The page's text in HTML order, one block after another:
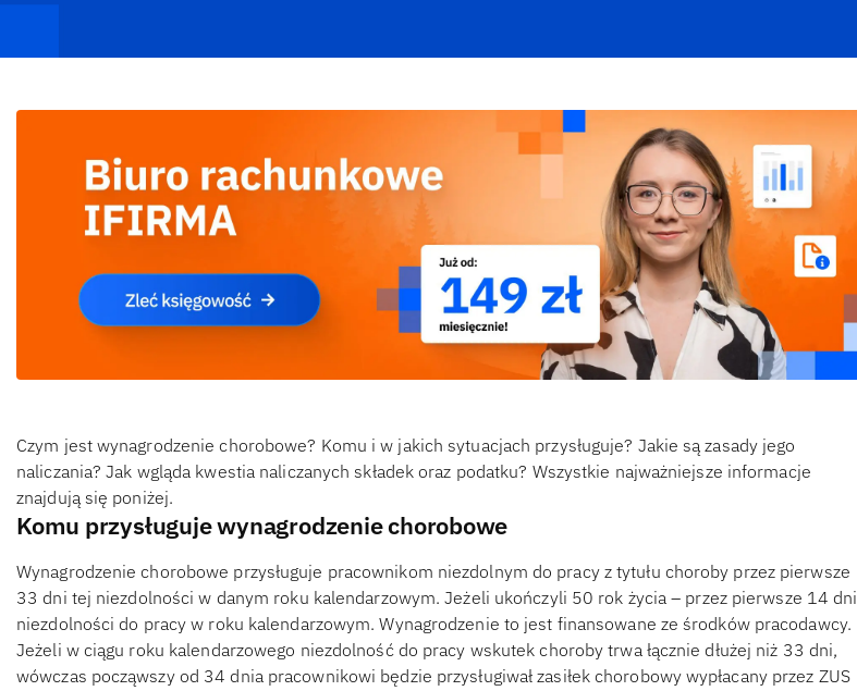
Czym jest wynagrodzenie chorobowe? Komu i w jakich sytuacjach przysługuje? Jakie są zasady jego
naliczania? Jak wgląda kwestia naliczanych składek oraz podatku? Wszystkie najważniejsze informacje
znajdują się poniżej.
Komu przysługuje wynagrodzenie chorobowe
Wynagrodzenie chorobowe przysługuje pracownikom niezdolnym do pracy z tytułu choroby przez pierwsze
33 dni tej niezdolności w danym roku kalendarzowym. Jeżeli ukończyli 50 rok życia – przez pierwsze 14 dni
niezdolności do pracy w roku kalendarzowym. Wynagrodzenie to jest finansowane ze środków pracodawcy.
Jeżeli w ciągu roku kalendarzowego niezdolność do pracy wskutek choroby trwa łącznie dłużej niż 33 dni,
wówczas począwszy od 34 dnia pracownikowi będzie przysługiwał zasiłek chorobowy wypłacany przez ZUS